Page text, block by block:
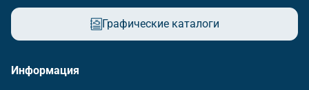
Графические каталоги
Информация